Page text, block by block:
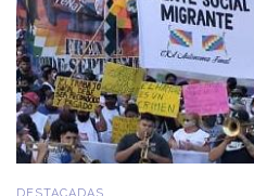
DESTACADAS